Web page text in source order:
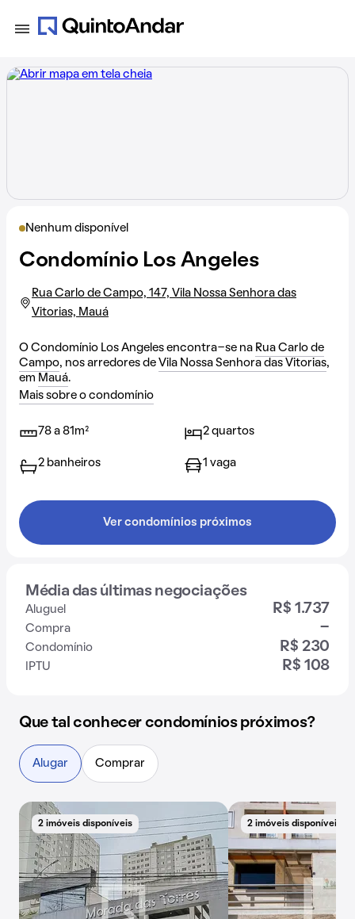
Nenhum disponível
Condomínio Los Angeles
Rua Carlo de Campo, 147, Vila Nossa Senhora das
Vitorias, Mauá
O Condomínio Los Angeles encontra-se na Rua Carlo de
Campo, nos arredores de Vila Nossa Senhora das Vitorias,
em Mauá.
Mais sobre o condomínio
78 a 81m² 2 quartos
2 banheiros 1 vaga
Ver condomínios próximos
Média das últimas negociações
Aluguel R$ 1.737
Compra -
Condomínio R$ 230
IPTU R$ 108
Que tal conhecer condomínios próximos?
Alugar Comprar
2 imóveis disponíveis 2 imóveis disponíveis